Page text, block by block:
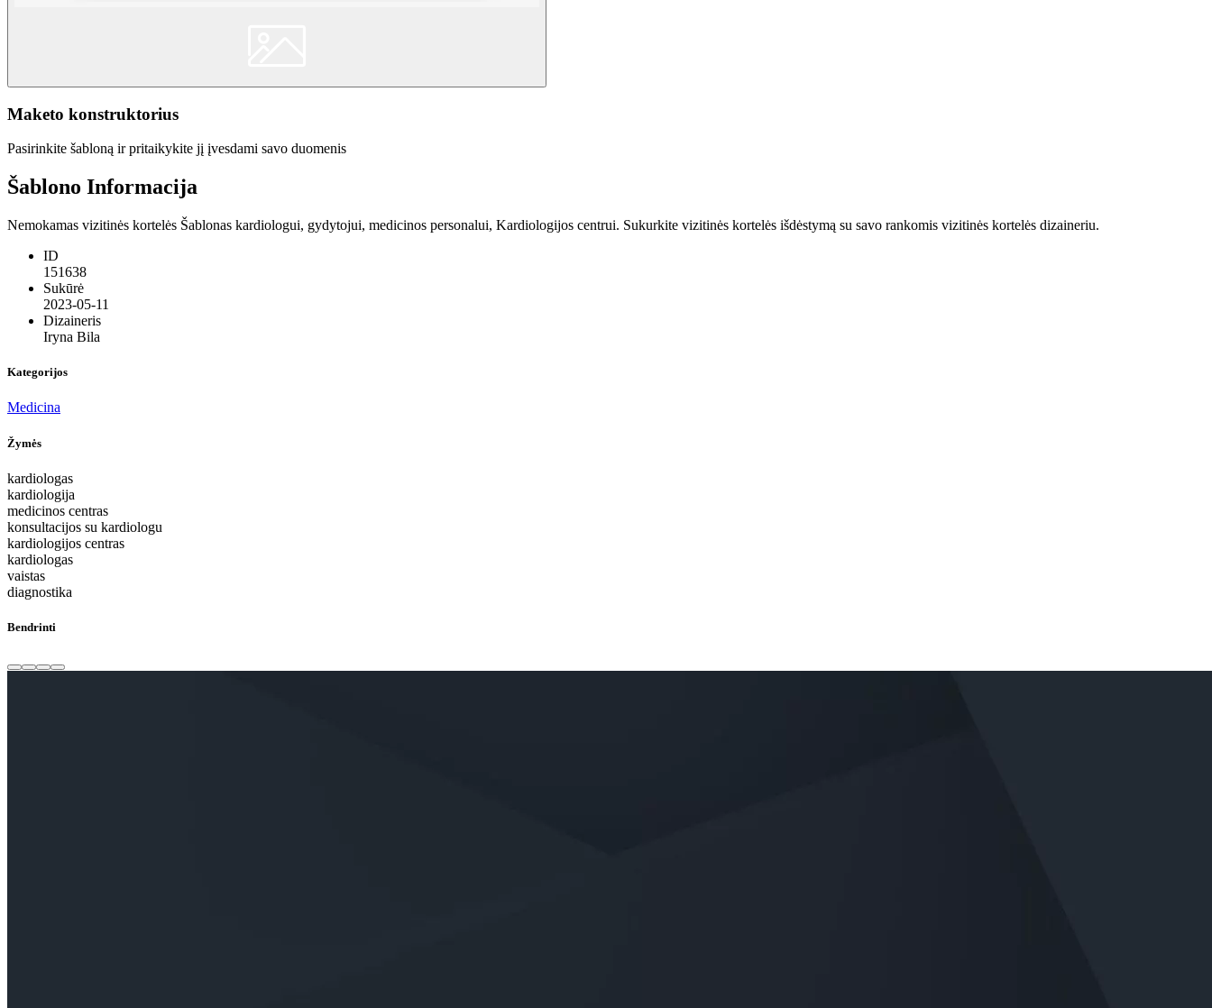
Maketo konstruktorius
Pasirinkite šabloną ir pritaikykite jį įvesdami savo duomenis
Šablono Informacija
Nemokamas vizitinės kortelės Šablonas kardiologui, gydytojui, medicinos personalui, Kardiologijos centrui. Sukurkite vizitinės kortelės išdėstymą su savo rankomis vizitinės kortelės dizaineriu.
ID
151638
Sukūrė
2023-05-11
Dizaineris
Iryna Bila
Kategorijos
Medicina
Žymės
kardiologas
kardiologija
medicinos centras
konsultacijos su kardiologu
kardiologijos centras
kardiologas
vaistas
diagnostika
Bendrinti